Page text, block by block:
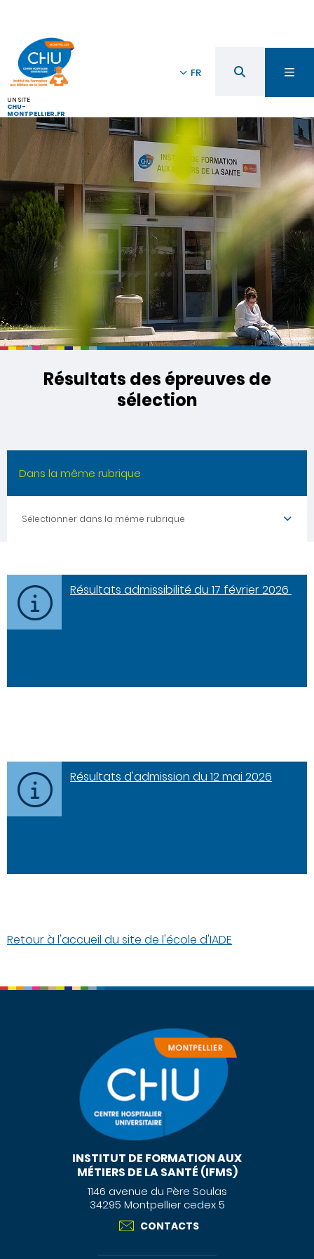
UN SITE
CHU-
MONTPELLIER.FR
FR
Résultats des épreuves de
sélection
Dans la même rubrique
Sélectionner dans la même rubrique
Résultats admissibilité du 17 février 2026
Résultats d'admission du 12 mai 2026
Retour à l'accueil du site de l'école d'IADE
INSTITUT DE FORMATION AUX
MÉTIERS DE LA SANTÉ (IFMS)
1146 avenue du Père Soulas
34295 Montpellier cedex 5
CONTACTS